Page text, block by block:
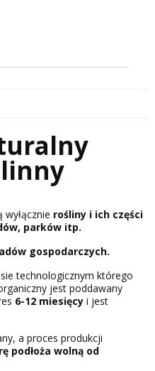
wyłącznie rośliny i ich części
parków itp.
gospodarczych.
technologicznym którego
jest poddawany
6-12 miesięcy i jest
a proces produkcji
podłoża wolną od